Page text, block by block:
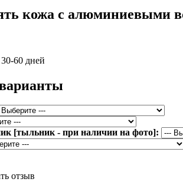
кожа с алюминиевыми
60 дней
[тыльник - при наличии на фото]:
отзыв